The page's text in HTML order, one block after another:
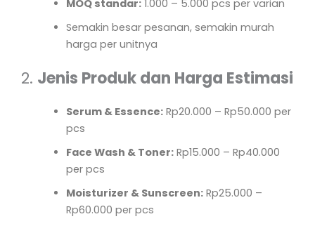
MOQ standar:1.000 – 5.000 pcs per varian
Semakin besar pesanan, semakin murah
harga per unitnya
2. Jenis Produk dan Harga Estimasi
Serum & Essence:Rp20.000 – Rp50.000 per
pcs
Face Wash & Toner:Rp15.000 – Rp40.000
per pcs
Moisturizer & Sunscreen:Rp25.000 –
Rp60.000 per pcs